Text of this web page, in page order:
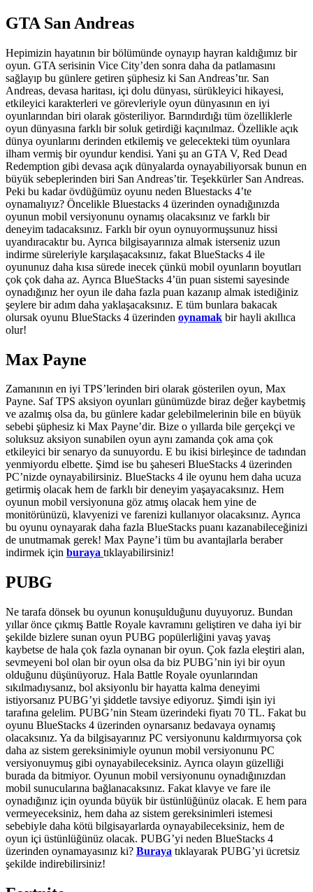
GTA San Andreas
Hepimizin hayatının bir bölümünde oynayıp hayran kaldığımız bir
oyun. GTA serisinin Vice City’den sonra daha da patlamasını
sağlayıp bu günlere getiren şüphesiz ki San Andreas’tır. San
Andreas, devasa haritası, içi dolu dünyası, sürükleyici hikayesi,
etkileyici karakterleri ve görevleriyle oyun dünyasının en iyi
oyunlarından biri olarak gösteriliyor. Barındırdığı tüm özelliklerle
oyun dünyasına farklı bir soluk getirdiği kaçınılmaz. Özellikle açık
dünya oyunlarını derinden etkilemiş ve gelecekteki tüm oyunlara
ilham vermiş bir oyundur kendisi. Yani şu an GTA V, Red Dead
Redemption gibi devasa açık dünyalarda oynayabiliyorsak bunun en
büyük sebeplerinden biri San Andreas’tir. Teşekkürler San Andreas.
Peki bu kadar övdüğümüz oyunu neden Bluestacks 4’te
oynamalıyız? Öncelikle Bluestacks 4 üzerinden oynadığınızda
oyunun mobil versiyonunu oynamış olacaksınız ve farklı bir
deneyim tadacaksınız. Farklı bir oyun oynuyormuşsunuz hissi
uyandıracaktır bu. Ayrıca bilgisayarınıza almak isterseniz uzun
indirme süreleriyle karşılaşacaksınız, fakat BlueStacks 4 ile
oyununuz daha kısa sürede inecek çünkü mobil oyunların boyutları
çok çok daha az. Ayrıca BlueStacks 4’ün puan sistemi sayesinde
oynadığınız her oyun ile daha fazla puan kazanıp almak istediğiniz
şeylere bir adım daha yaklaşacaksınız. E tüm bunlara bakacak
olursak oyunu BlueStacks 4 üzerinden oynamak bir hayli akıllıca
olur!
Max Payne
Zamanının en iyi TPS’lerinden biri olarak gösterilen oyun, Max
Payne. Saf TPS aksiyon oyunları günümüzde biraz değer kaybetmiş
ve azalmış olsa da, bu günlere kadar gelebilmelerinin bile en büyük
sebebi şüphesiz ki Max Payne’dir. Bize o yıllarda bile gerçekçi ve
soluksuz aksiyon sunabilen oyun aynı zamanda çok ama çok
etkileyici bir senaryo da sunuyordu. E bu ikisi birleşince de tadından
yenmiyordu elbette. Şimd ise bu şaheseri BlueStacks 4 üzerinden
PC’nizde oynayabilirsiniz. BlueStacks 4 ile oyunu hem daha ucuza
getirmiş olacak hem de farklı bir deneyim yaşayacaksınız. Hem
oyunun mobil versiyonuna göz atmış olacak hem yine de
monitörünüzü, klavyenizi ve farenizi kullanıyor olacaksınız. Ayrıca
bu oyunu oynayarak daha fazla BlueStacks puanı kazanabileceğinizi
de unutmamak gerek! Max Payne’i tüm bu avantajlarla beraber
indirmek için buraya tıklayabilirsiniz!
PUBG
Ne tarafa dönsek bu oyunun konuşulduğunu duyuyoruz. Bundan
yıllar önce çıkmış Battle Royale kavramını geliştiren ve daha iyi bir
şekilde bizlere sunan oyun PUBG popülerliğini yavaş yavaş
kaybetse de hala çok fazla oynanan bir oyun. Çok fazla eleştiri alan,
sevmeyeni bol olan bir oyun olsa da biz PUBG’nin iyi bir oyun
olduğunu düşünüyoruz. Hala Battle Royale oyunlarından
sıkılmadıysanız, bol aksiyonlu bir hayatta kalma deneyimi
istiyorsanız PUBG’yi şiddetle tavsiye ediyoruz. Şimdi işin iyi
tarafına gelelim. PUBG’nin Steam üzerindeki fiyatı 70 TL. Fakat bu
oyunu BlueStacks 4 üzerinden oynarsanız bedavaya oynamış
olacaksınız. Ya da bilgisayarınız PC versiyonunu kaldırmıyorsa çok
daha az sistem gereksinimiyle oyunun mobil versiyonunu PC
versiyonuymuş gibi oynayabileceksiniz. Ayrıca olayın güzelliği
burada da bitmiyor. Oyunun mobil versiyonunu oynadığınızdan
mobil sunucularına bağlanacaksınız. Fakat klavye ve fare ile
oynadığınız için oyunda büyük bir üstünlüğünüz olacak. E hem para
vermeyeceksiniz, hem daha az sistem gereksinimleri istemesi
sebebiyle daha kötü bilgisayarlarda oynayabileceksiniz, hem de
oyun içi üstünlüğünüz olacak. PUBG’yi neden BlueStacks 4
üzerinden oynamayasınız ki? Buraya tıklayarak PUBG’yi ücretsiz
şekilde indirebilirsiniz!